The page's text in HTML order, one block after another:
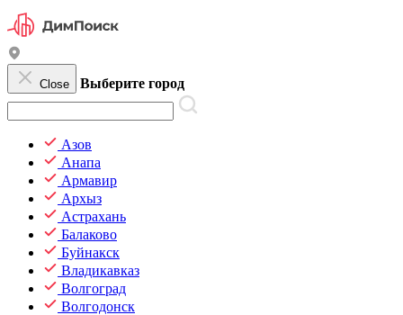
Close Выберите город
Азов
Анапа
Армавир
Архыз
Астрахань
Балаково
Буйнакск
Владикавказ
Волгоград
Волгодонск